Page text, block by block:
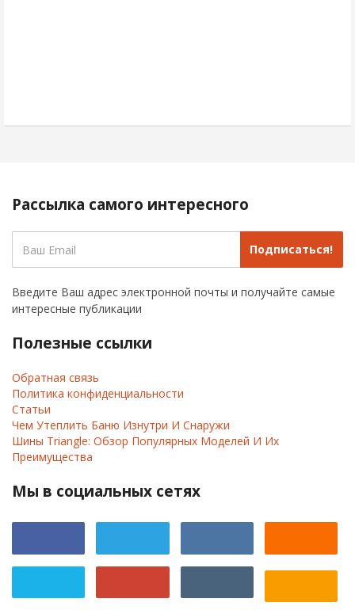
Рассылка самого интересного
Подписаться!
Введите Ваш адрес электронной почты и получайте самые
интересные публикации
Полезные ссылки
Обратная связь
Политика конфиденциальности
Статьи
Чем Утеплить Баню Изнутри И Снаружи
Шины Triangle: Обзор Популярных Моделей И Их
Преимущества
Мы в социальных сетях